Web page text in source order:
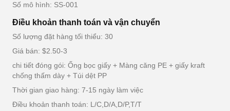
Số mô hình: SS-001
Điều khoản thanh toán và vận chuyển
Số lượng đặt hàng tối thiểu: 30
Giá bán: $2.50-3
chi tiết đóng gói: Ống bọc giấy + Màng căng PE + giấy kraft
chống thấm dày + Túi dệt PP
Thời gian giao hàng: 7-15 ngày làm việc
Điều khoản thanh toán: L/C,D/A,D/P,T/T